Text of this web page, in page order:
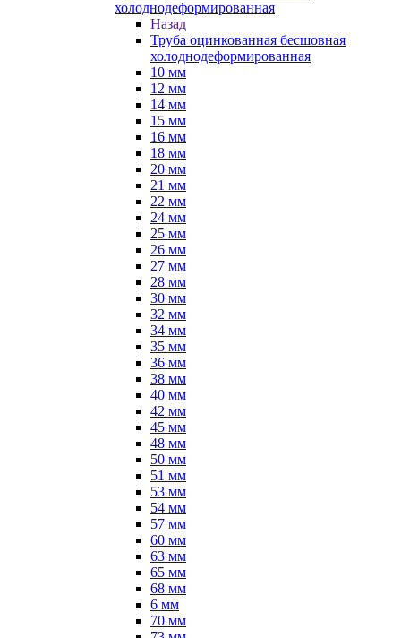
холоднодеформированная
Назад
Труба оцинкованная бесшовная
холоднодеформированная
10 мм
12 мм
14 мм
15 мм
16 мм
18 мм
20 мм
21 мм
22 мм
24 мм
25 мм
26 мм
27 мм
28 мм
30 мм
32 мм
34 мм
35 мм
36 мм
38 мм
40 мм
42 мм
45 мм
48 мм
50 мм
51 мм
53 мм
54 мм
57 мм
60 мм
63 мм
65 мм
68 мм
6 мм
70 мм